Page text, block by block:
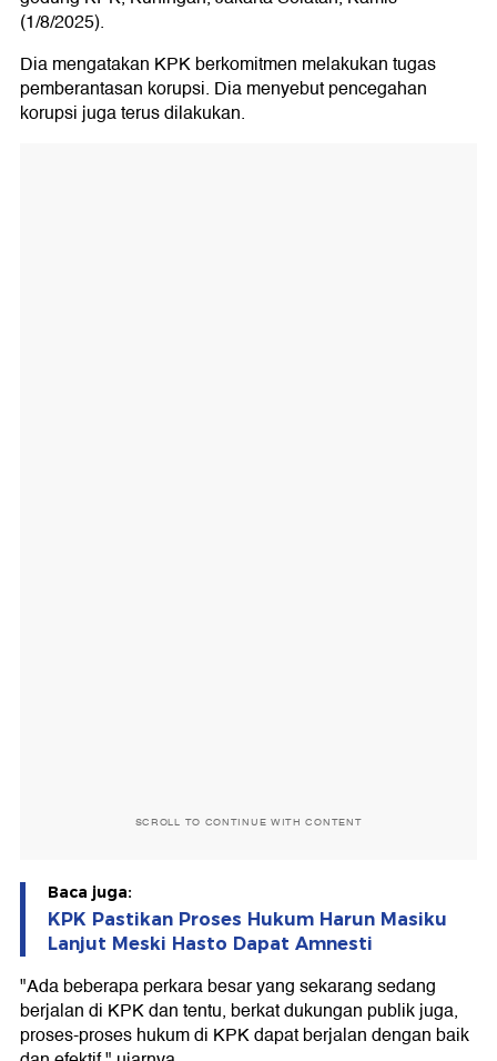
(1/8/2025).
Dia mengatakan KPK berkomitmen melakukan tugas
pemberantasan korupsi. Dia menyebut pencegahan
korupsi juga terus dilakukan.
SCROLL TO CONTINUE WITH CONTENT
Baca juga:
KPK Pastikan Proses Hukum Harun Masiku
Lanjut Meski Hasto Dapat Amnesti
"Ada beberapa perkara besar yang sekarang sedang
berjalan di KPK dan tentu, berkat dukungan publik juga,
proses-proses hukum di KPK dapat berjalan dengan baik